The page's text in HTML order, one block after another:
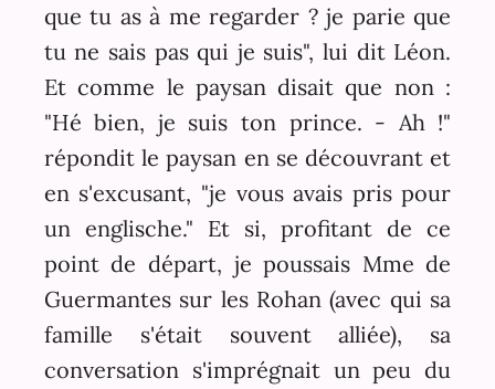
que tu as à me regarder ? je parie que
tu ne sais pas qui je suis", lui dit Léon.
Et comme le paysan disait que non :
"Hé bien, je suis ton prince. - Ah !"
répondit le paysan en se découvrant et
en s'excusant, "je vous avais pris pour
un englische." Et si, profitant de ce
point de départ, je poussais Mme de
Guermantes sur les Rohan (avec qui sa
famille s'était souvent alliée), sa
conversation s'imprégnait un peu du